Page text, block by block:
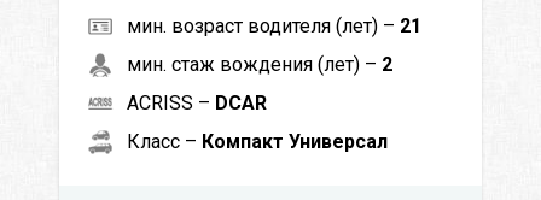
мин. возраст водителя (лет) – 21
мин. стаж вождения (лет) – 2
ACRISS – DCAR
Класс – Компакт Универсал